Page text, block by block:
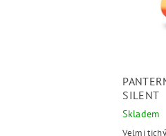
SILENT
Skladem
Velmi